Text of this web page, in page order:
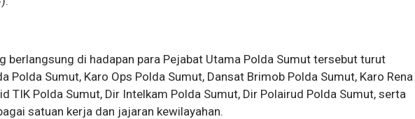
berlangsung di hadapan para Pejabat Utama Polda Sumut tersebut turut
Polda Sumut, Karo Ops Polda Sumut, Dansat Brimob Polda Sumut, Karo Rena
TIK Polda Sumut, Dir Intelkam Polda Sumut, Dir Polairud Polda Sumut, serta
satuan kerja dan jajaran kewilayahan.